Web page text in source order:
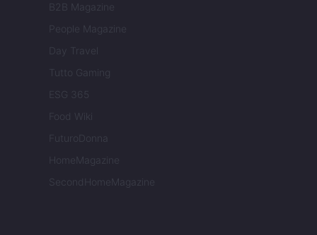
B2B Magazine
People Magazine
Day Travel
Tutto Gaming
ESG 365
Food Wiki
FuturoDonna
HomeMagazine
SecondHomeMagazine